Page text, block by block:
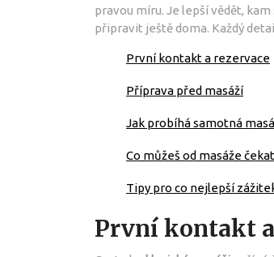
pravou míru. Je lepší vědět,
připravit ještě doma. Každý
První kontakt a rezervace
Příprava před masáží
Jak probíhá samotná
Co můžeš od masáže
Tipy pro co nejlepší
První kontakt